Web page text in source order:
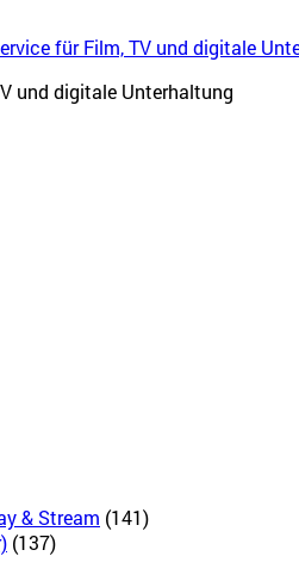
und digitale Unterhaltung
& Stream (141)
(137)